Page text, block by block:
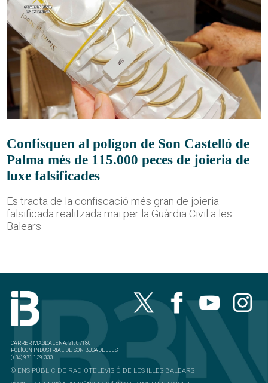
Confisquen al polígon de Son Castelló de
Palma més de 115.000 peces de joieria de
luxe falsificades
Es tracta de la confiscació més gran de joieria
falsificada realitzada mai per la Guàrdia Civil a les
Balears
CARRER MAGDALENA, 21, 07180
POLÍGON INDUSTRIAL DE SON BUGADELLES
(+34) 971 139 333
© ENS PÚBLIC DE RADIOTELEVISIÓ DE LES ILLES BALEARS